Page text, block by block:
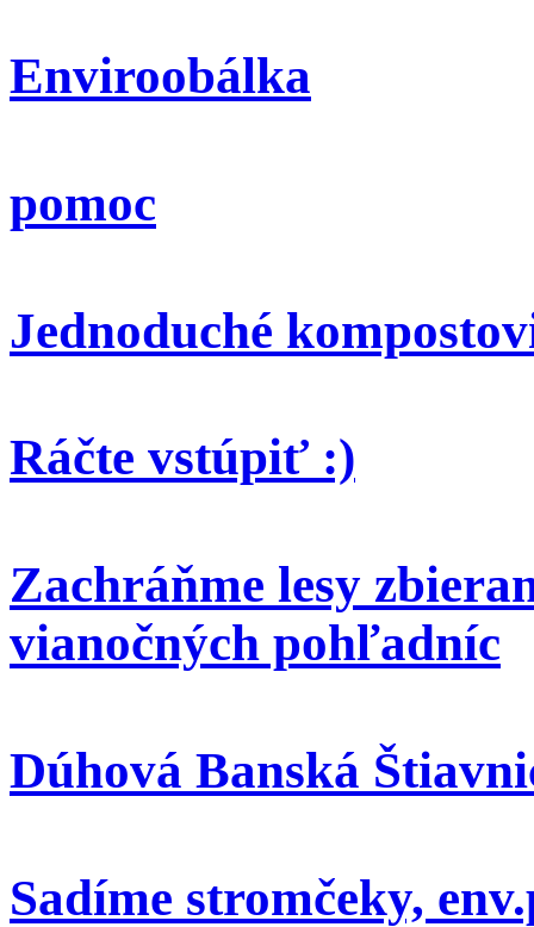
Enviroobálka
pomoc
Jednoduché
Ráčte vstúpiť :)
Zachráňme lesy
vianočných pohľadníc
Dúhová Banská
Sadíme stromčeky,